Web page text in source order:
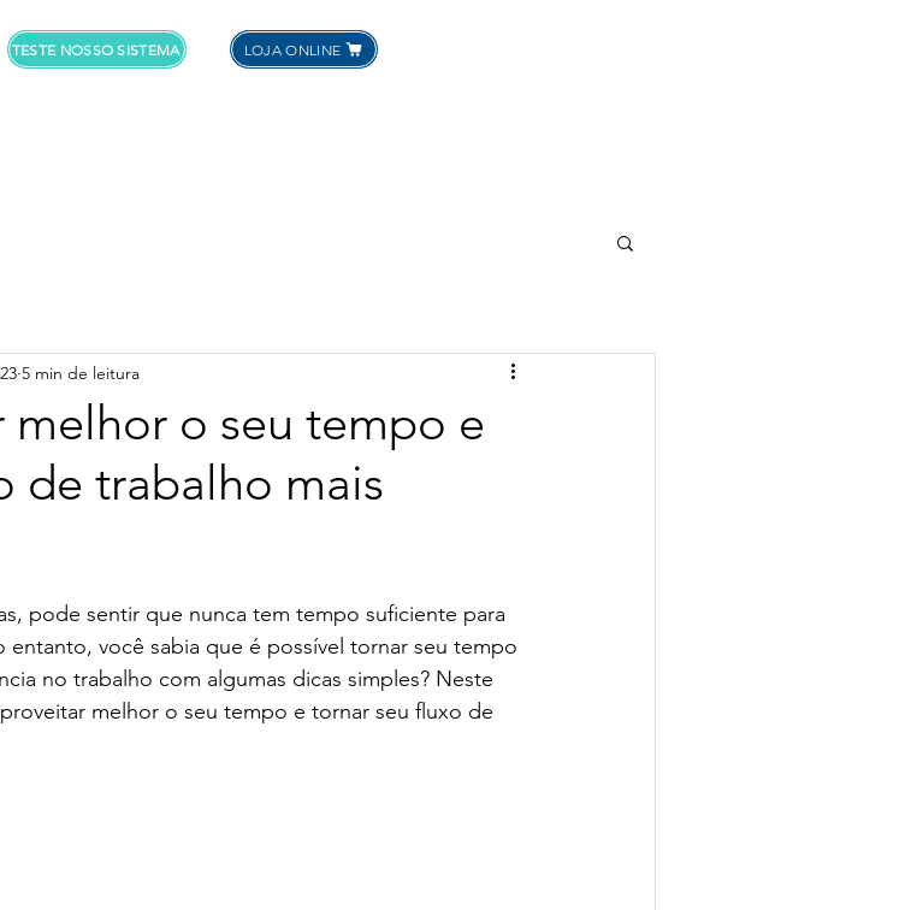
TESTE NOSSO SISTEMA LOJA ONLINE
o seu tempo e
de trabalho mais
5 min de leitura
pode sentir que nunca tem tempo suficiente para
você sabia que é possível tornar seu tempo
no trabalho com algumas dicas simples? Neste
melhor o seu tempo e tornar seu fluxo de